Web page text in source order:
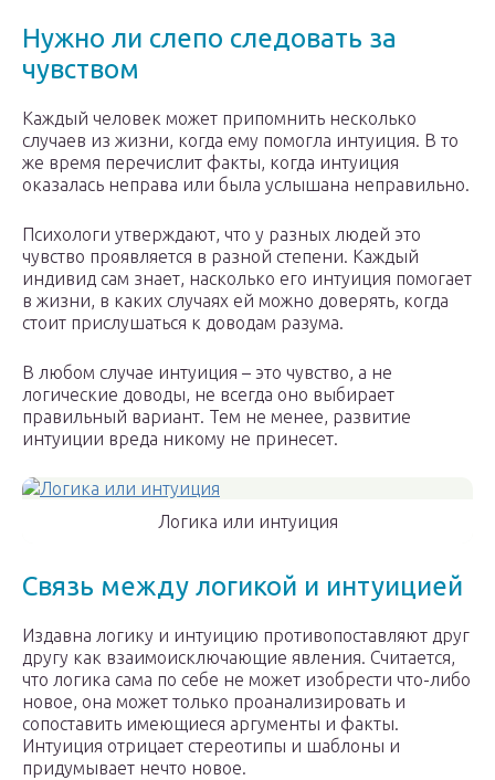
Нужно ли слепо следовать за
чувством
Каждый человек может припомнить несколько
случаев из жизни, когда ему помогла интуиция. В то
же время перечислит факты, когда интуиция
оказалась неправа или была услышана неправильно.
Психологи утверждают, что у разных людей это
чувство проявляется в разной степени. Каждый
индивид сам знает, насколько его интуиция помогает
в жизни, в каких случаях ей можно доверять, когда
стоит прислушаться к доводам разума.
В любом случае интуиция – это чувство, а не
логические доводы, не всегда оно выбирает
правильный вариант. Тем не менее, развитие
интуиции вреда никому не принесет.
Логика или интуиция
Связь между логикой и интуицией
Издавна логику и интуицию противопоставляют друг
другу как взаимоисключающие явления. Считается,
что логика сама по себе не может изобрести что-либо
новое, она может только проанализировать и
сопоставить имеющиеся аргументы и факты.
Интуиция отрицает стереотипы и шаблоны и
придумывает нечто новое.